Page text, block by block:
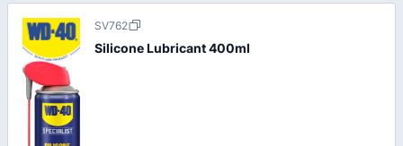
SV762
Silicone Lubricant 400ml